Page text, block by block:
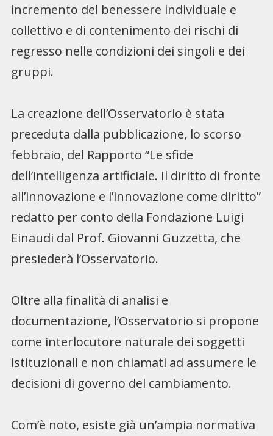
incremento del benessere individuale e
collettivo e di contenimento dei rischi di
regresso nelle condizioni dei singoli e dei
gruppi.
La creazione dell’Osservatorio è stata
preceduta dalla pubblicazione, lo scorso
febbraio, del Rapporto “Le sfide
dell’intelligenza artificiale. Il diritto di fronte
all’innovazione e l’innovazione come diritto”
redatto per conto della Fondazione Luigi
Einaudi dal Prof. Giovanni Guzzetta, che
presiederà l’Osservatorio.
Oltre alla finalità di analisi e
documentazione, l’Osservatorio si propone
come interlocutore naturale dei soggetti
istituzionali e non chiamati ad assumere le
decisioni di governo del cambiamento.
Com’è noto, esiste già un’ampia normativa